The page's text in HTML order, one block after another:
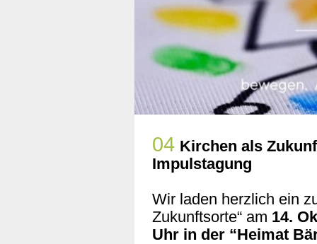
04 Kirchen als
Impulstagung
Wir laden herzlich ein
Zukunftsorte“ am 14.
Uhr in der “Heimat